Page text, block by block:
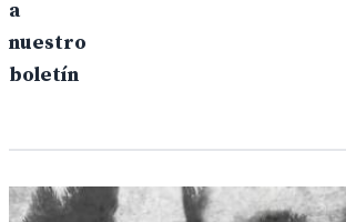
a
nuestro
boletín